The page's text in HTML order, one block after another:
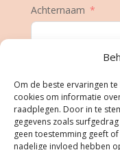
Om de beste ervaringen
cookies om informatie
raadplegen. Door in te
gegevens zoals
geen toestemming geeft
nadelige invloed hebben
Achternaam
Geboortedatum